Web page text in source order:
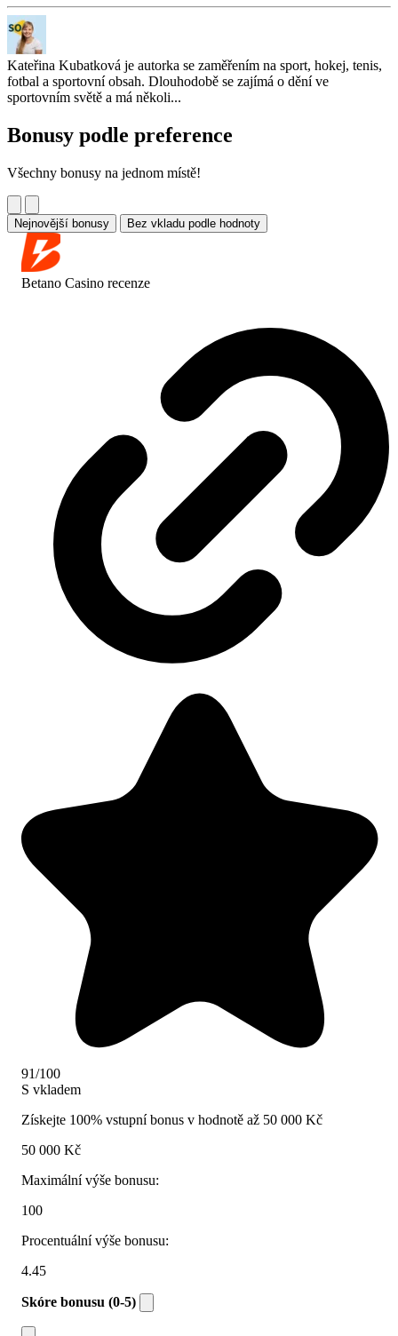
Kateřina Kubatková je autorka se zaměřením na sport, hokej, tenis,
fotbal a sportovní obsah. Dlouhodobě se zajímá o dění ve
sportovním světě a má několi...
Bonusy podle preference
Všechny bonusy na jednom místě!
Nejnovější bonusy Bez vkladu podle hodnoty
Betano Casino recenze
91/100
S vkladem
Získejte 100% vstupní bonus v hodnotě až 50 000 Kč
50 000 Kč
Maximální výše bonusu:
100
Procentuální výše bonusu:
4.45
Skóre bonusu (0-5)